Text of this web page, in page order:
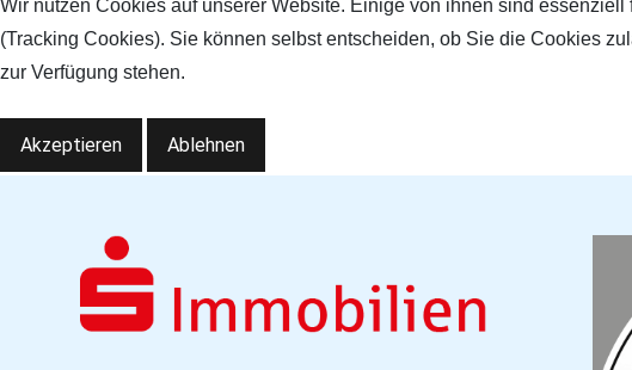
Wir nutzen Cookies auf unserer Website. Einige von ihnen sind
(Tracking Cookies). Sie können selbst entscheiden, ob Sie die Cookies
zur Verfügung stehen.
Akzeptieren Ablehnen